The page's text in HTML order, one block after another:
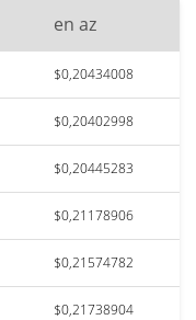
en az
$0,20434008
$0,20402998
$0,20445283
$0,21178906
$0,21574782
$0,21738904